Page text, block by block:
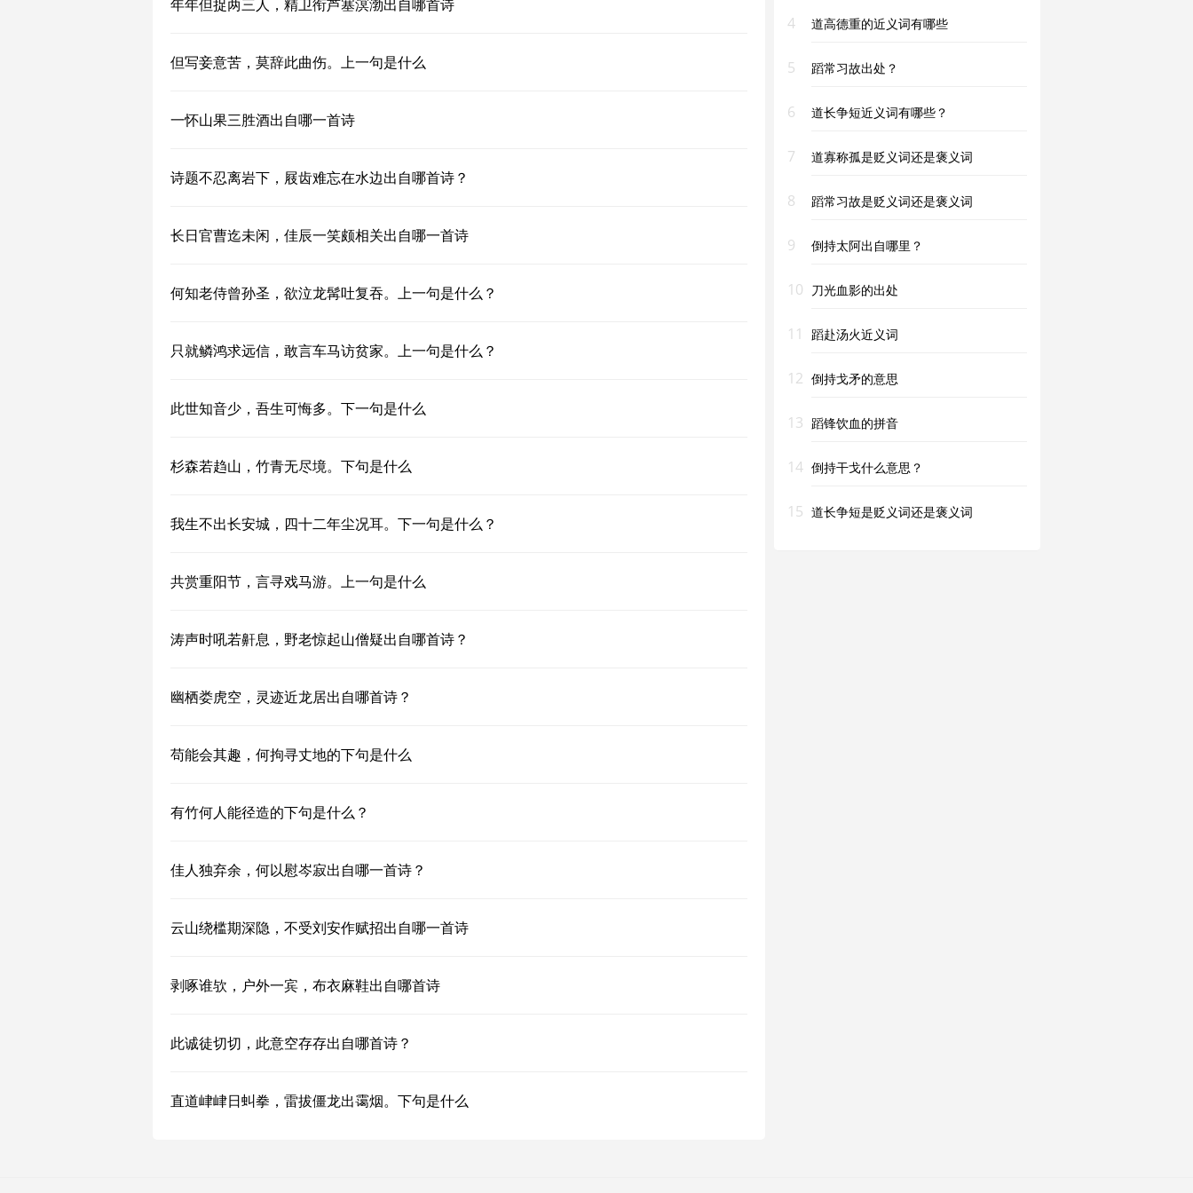
年年但捉两三人，精卫衔芦塞溟渤出自哪首诗
但写妾意苦，莫辞此曲伤。上一句是什么
一怀山果三胜酒出自哪一首诗
诗题不忍离岩下，屐齿难忘在水边出自哪首诗？
长日官曹迄未闲，佳辰一笑颇相关出自哪一首诗
何知老侍曾孙圣，欲泣龙髯吐复吞。上一句是什么？
只就鳞鸿求远信，敢言车马访贫家。上一句是什么？
此世知音少，吾生可悔多。下一句是什么
杉森若趋山，竹青无尽境。下句是什么
我生不出长安城，四十二年尘况耳。下一句是什么？
共赏重阳节，言寻戏马游。上一句是什么
涛声时吼若鼾息，野老惊起山僧疑出自哪首诗？
幽栖娄虎空，灵迹近龙居出自哪首诗？
苟能会其趣，何拘寻丈地的下句是什么
有竹何人能径造的下句是什么？
佳人独弃余，何以慰岑寂出自哪一首诗？
云山绕槛期深隐，不受刘安作赋招出自哪一首诗
剥啄谁欤，户外一宾，布衣麻鞋出自哪首诗
此诚徒切切，此意空存存出自哪首诗？
直道峍峍日虯拳，雷拔僵龙出霭烟。下句是什么
4 道高德重的近义词有哪些
5 蹈常习故出处？
6 道长争短近义词有哪些？
7 道寡称孤是贬义词还是褒义词
8 蹈常习故是贬义词还是褒义词
9 倒持太阿出自哪里？
10 刀光血影的出处
11 蹈赴汤火近义词
12 倒持戈矛的意思
13 蹈锋饮血的拼音
14 倒持干戈什么意思？
15 道长争短是贬义词还是褒义词